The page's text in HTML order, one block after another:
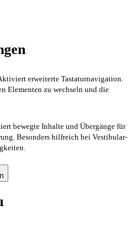
erweiterte Tastaturnavigation.
Elementen zu wechseln und die
bewegte Inhalte und Übergänge für
Besonders hilfreich bei Vestibular-